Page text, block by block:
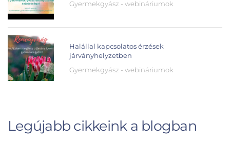
Gyermekgyász - webináriumok
Halállal kapcsolatos érzések
járványhelyzetben
Gyermekgyász - webináriumok
Legújabb cikkeink a blogban